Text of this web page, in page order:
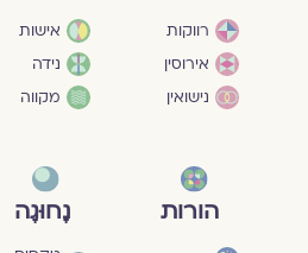
רווקות
אירוסין
נישואין
אישות
נידה
מקווה
הורות נָחוּגָה